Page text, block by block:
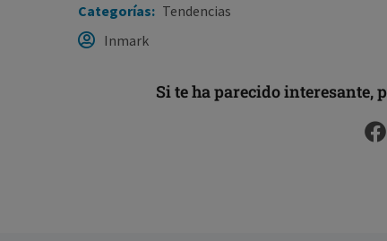
Categorías: Tendencias
Inmark
Si te ha parecido interesante,